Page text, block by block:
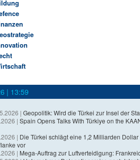
| 13:59
| Geopolitik: Wird die Türkei zur Insel der
| Spain Opens Talks With Türkiye on the
| Die Türkei schlägt eine 1,2 Milliarden
vor
| Mega-Auftrag zur Luftverteidigung: